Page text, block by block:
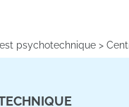
psychotechnique >